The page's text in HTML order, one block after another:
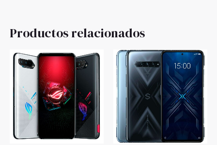
Productos relacionados